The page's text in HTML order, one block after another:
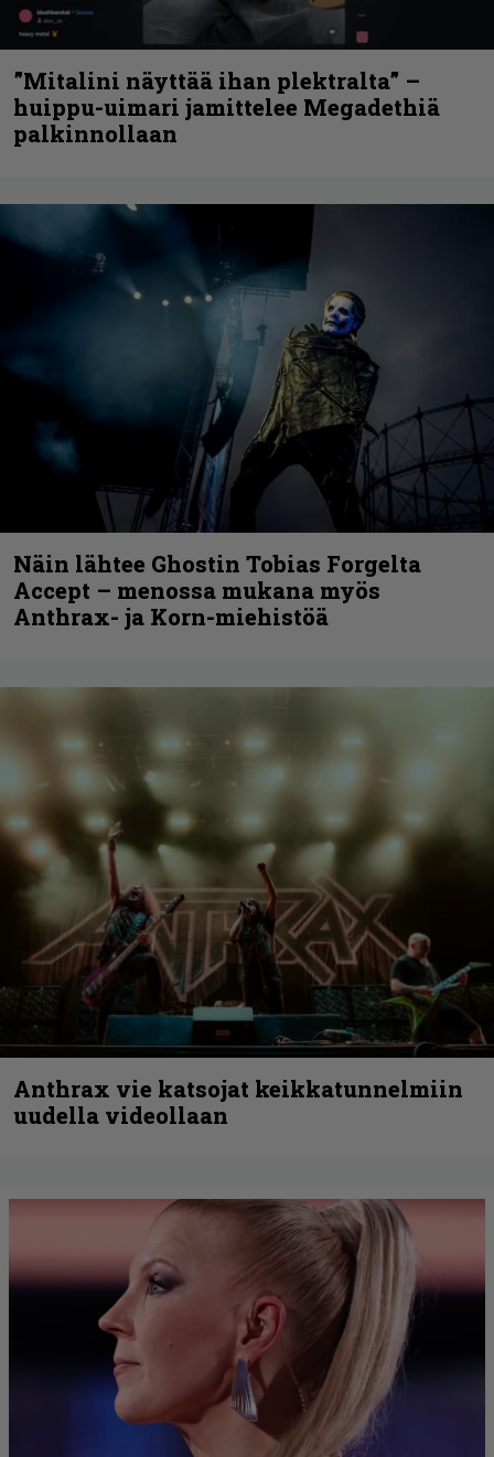
”Mitalini näyttää ihan plektralta” –
huippu-uimari jamittelee Megadethiä
palkinnollaan
Näin lähtee Ghostin Tobias Forgelta
Accept – menossa mukana myös
Anthrax- ja Korn-miehistöä
Anthrax vie katsojat keikkatunnelmiin
uudella videollaan